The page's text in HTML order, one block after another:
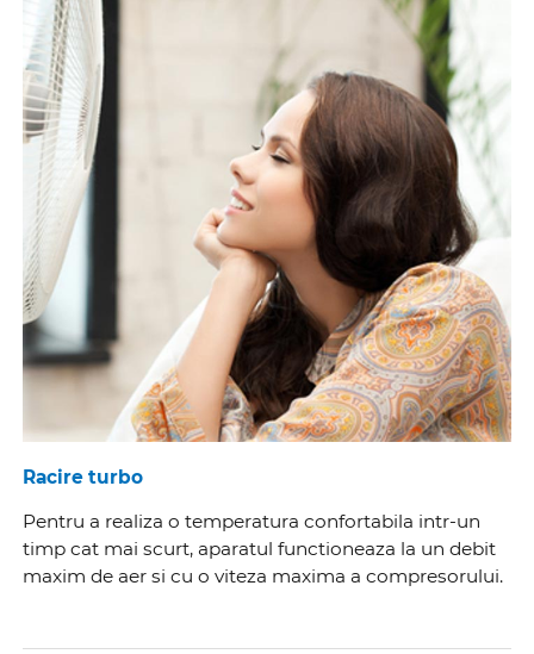
Racire turbo
Pentru a realiza o temperatura confortabila intr-un
timp cat mai scurt, aparatul functioneaza la un debit
maxim de aer si cu o viteza maxima a compresorului.